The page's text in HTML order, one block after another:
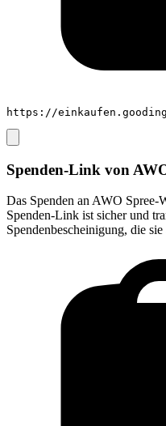
https://
Spenden-Link von
Das Spenden an AWO Spree-
Spenden-Link ist sicher und
Spendenbescheinigung, die